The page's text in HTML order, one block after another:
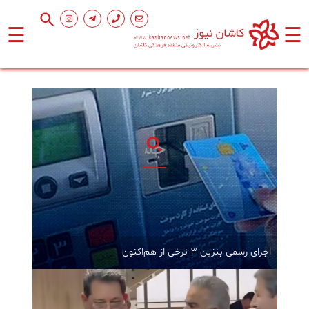
☰ ☰
اصلی
فرهنگ
ورزشی
زیست
اجرای رسمی بنزین ۳ نرخی از هم‌اکنون